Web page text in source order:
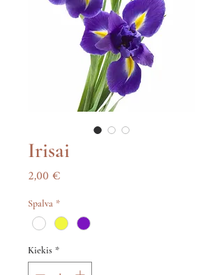
Irisai
2,00 €
Spalva *
Kiekis *